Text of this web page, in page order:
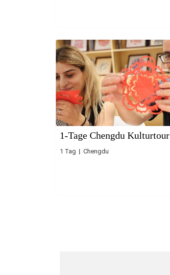
1-Tage Chengdu Kulturtour
1 Tag | Chengdu